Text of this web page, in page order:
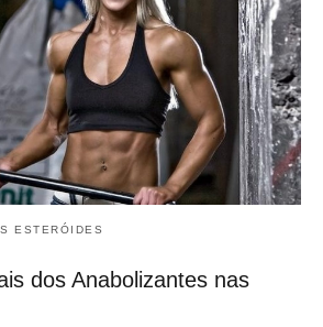
ESTERÓIDES
dos Anabolizantes nas